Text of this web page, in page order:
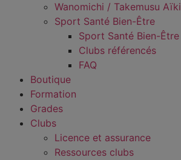
Wanomichi / Takemusu Aïki
Sport Santé Bien-Être
Sport Santé Bien-Être
Clubs référencés
FAQ
Boutique
Formation
Grades
Clubs
Licence et assurance
Ressources clubs